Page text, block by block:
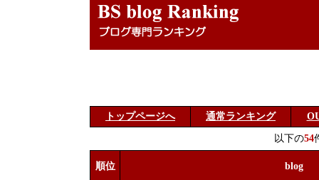
トップページへ 通常ランキング
以下の54
順位 blog